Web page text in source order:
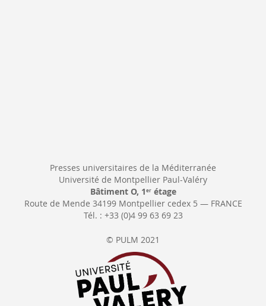
Presses universitaires de la Méditerranée
Université de Montpellier Paul-Valéry
Bâtiment O, 1 erétage
Route de Mende 34199 Montpellier cedex 5 — FRANCE
Tél. : +33 (0)4 99 63 69 23
© PULM 2021